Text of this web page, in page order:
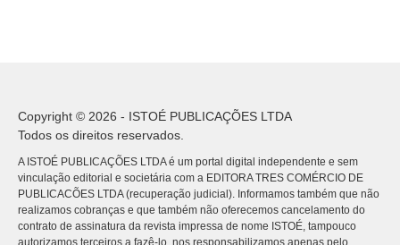
Copyright © 2026 - ISTOÉ PUBLICAÇÕES LTDA
Todos os direitos reservados.
A ISTOÉ PUBLICAÇÕES LTDA é um portal digital independente e sem
vinculação editorial e societária com a EDITORA TRES COMÉRCIO DE
PUBLICACÕES LTDA (recuperação judicial). Informamos também que não
realizamos cobranças e que também não oferecemos cancelamento do
contrato de assinatura da revista impressa de nome ISTOÉ, tampouco